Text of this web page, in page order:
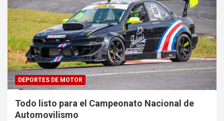
DEPORTES DE MOTOR
Todo listo para el Campeonato Nacional de
Automovilismo